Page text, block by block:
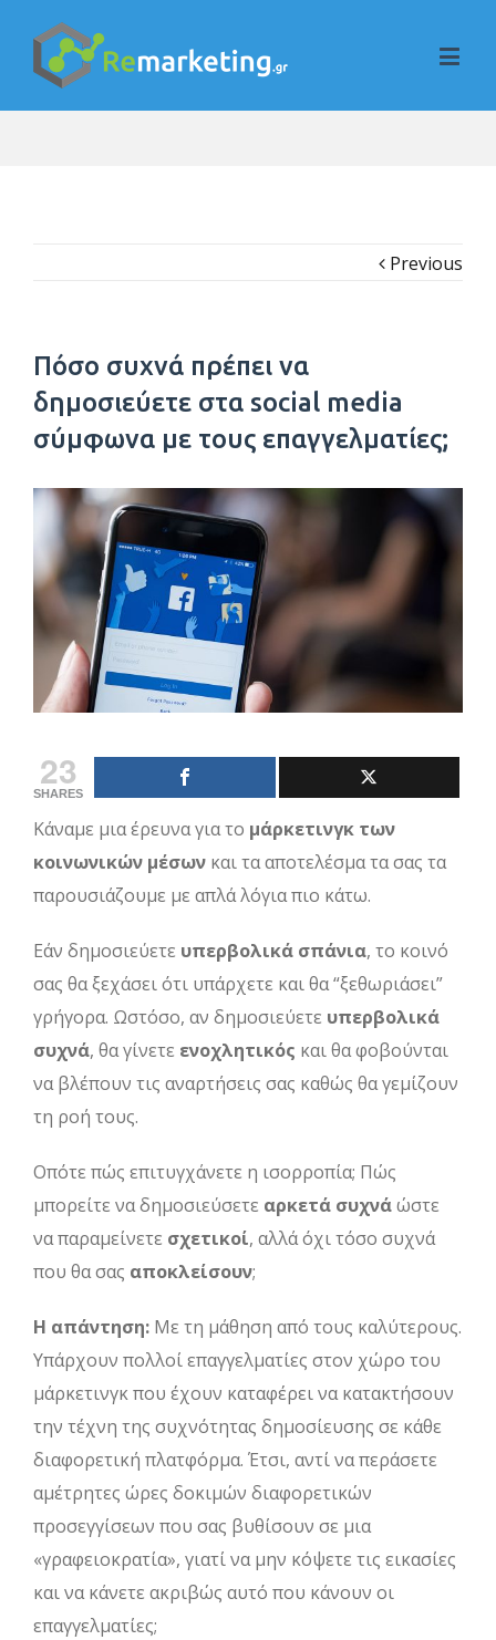
Previous
Πόσο συχνά πρέπει να
δημοσιεύετε στα social media
σύμφωνα με τους επαγγελματίες;
View
Larger
Image
23
SHARES
Κάναμε μια έρευνα για το μάρκετινγκ των
κοινωνικών μέσων και τα αποτελέσμα τα σας τα
παρουσιάζουμε με απλά λόγια πιο κάτω.
Εάν δημοσιεύετε υπερβολικά σπάνια, το κοινό
σας θα ξεχάσει ότι υπάρχετε και θα “ξεθωριάσει”
γρήγορα. Ωστόσο, αν δημοσιεύετε υπερβολικά
συχνά, θα γίνετε ενοχλητικός και θα φοβούνται
να βλέπουν τις αναρτήσεις σας καθώς θα γεμίζουν
τη ροή τους.
Οπότε πώς επιτυγχάνετε η ισορροπία; Πώς
μπορείτε να δημοσιεύσετε αρκετά συχνάώστε
να παραμείνετε σχετικοί, αλλά όχι τόσο συχνά
που θα σας αποκλείσουν;
Η απάντηση: Με τη μάθηση από τους καλύτερους.
Υπάρχουν πολλοί επαγγελματίες στον χώρο του
μάρκετινγκ που έχουν καταφέρει να κατακτήσουν
την τέχνη της συχνότητας δημοσίευσης σε κάθε
διαφορετική πλατφόρμα. Έτσι, αντί να περάσετε
αμέτρητες ώρες δοκιμών διαφορετικών
προσεγγίσεων που σας βυθίσουν σε μια
«γραφειοκρατία», γιατί να μην κόψετε τις εικασίες
και να κάνετε ακριβώς αυτό που κάνουν οι
επαγγελματίες;